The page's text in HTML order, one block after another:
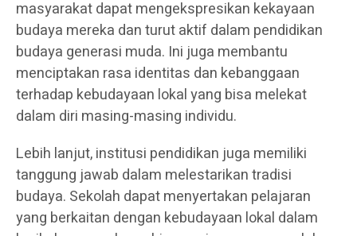
masyarakat dapat mengekspresikan kekayaan
budaya mereka dan turut aktif dalam pendidikan
budaya generasi muda. Ini juga membantu
menciptakan rasa identitas dan kebanggaan
terhadap kebudayaan lokal yang bisa melekat
dalam diri masing-masing individu.
Lebih lanjut, institusi pendidikan juga memiliki
tanggung jawab dalam melestarikan tradisi
budaya. Sekolah dapat menyertakan pelajaran
yang berkaitan dengan kebudayaan lokal dalam